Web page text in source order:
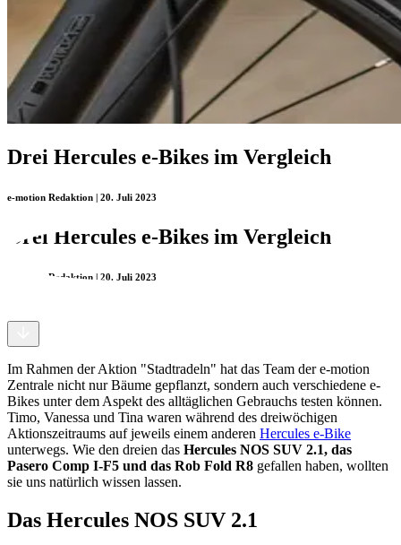
Drei Hercules e-Bikes im Vergleich
e-motion Redaktion | 20. Juli 2023
Drei Hercules e-Bikes im Vergleich
e-motion Redaktion | 20. Juli 2023
Im Rahmen der Aktion "Stadtradeln" hat das Team der e-motion
Zentrale nicht nur Bäume gepflanzt, sondern auch verschiedene e-
Bikes unter dem Aspekt des alltäglichen Gebrauchs testen können.
Timo, Vanessa und Tina waren während des dreiwöchigen
Aktionszeitraums auf jeweils einem anderen Hercules e-Bike
unterwegs. Wie den dreien das Hercules NOS SUV 2.1, das
Pasero Comp I-F5 und das Rob Fold R8 gefallen haben, wollten
sie uns natürlich wissen lassen.
Das Hercules NOS SUV 2.1